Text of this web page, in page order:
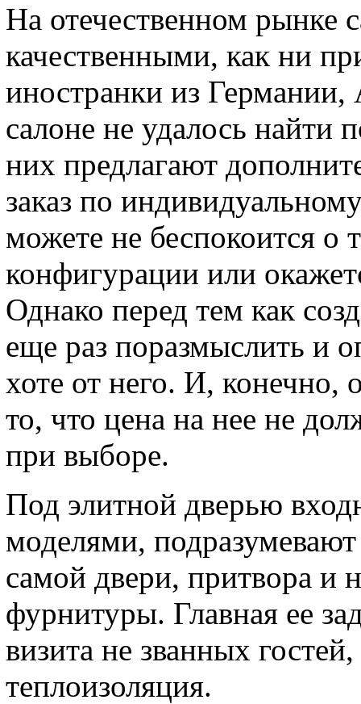
На отечественном
качественными, как ни
иностранки из
салоне не удалось
них предлагают
заказ по
можете не беспокоится о
конфигурации или
Однако перед тем как
еще раз поразмыслить и
хоте от него. И, конечно,
то, что цена на нее не
при выборе.
Под элитной дверью
моделями,
самой двери, притвора и
фурнитуры. Главная ее
визита не званных
теплоизоляция.